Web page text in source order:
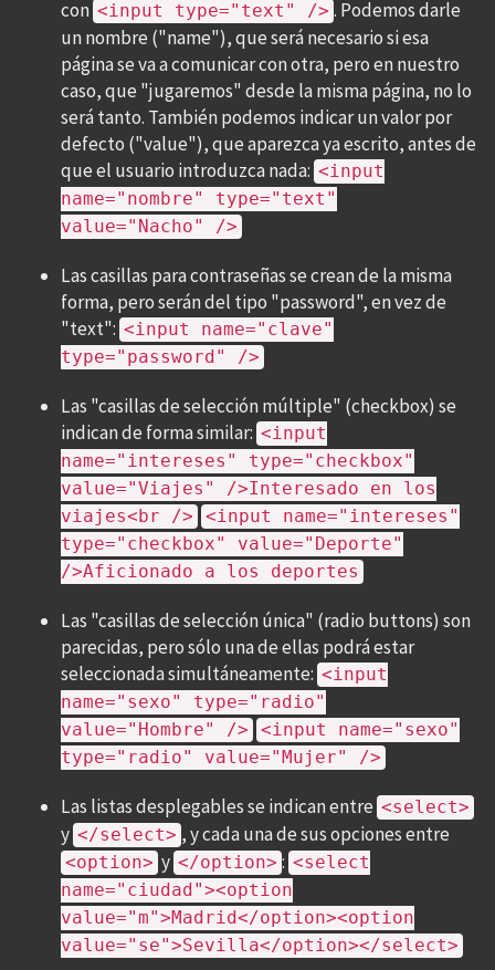
con <input type="text" /> . Podemos darle
un nombre ("name"), que será necesario si esa
página se va a comunicar con otra, pero en nuestro
caso, que "jugaremos" desde la misma página, no lo
será tanto. También podemos indicar un valor por
defecto ("value"), que aparezca ya escrito, antes de
que el usuario introduzca nada: <input
name="nombre" type="text"
value="Nacho" />
Las casillas para contraseñas se crean de la misma
forma, pero serán del tipo "password", en vez de
"text": <input name="clave"
type="password" />
Las "casillas de selección múltiple" (checkbox) se
indican de forma similar: <input
name="intereses" type="checkbox"
value="Viajes" />Interesado en los
viajes<br />
<input name="intereses"
type="checkbox" value="Deporte"
/>Aficionado a los deportes
Las "casillas de selección única" (radio buttons) son
parecidas, pero sólo una de ellas podrá estar
seleccionada simultáneamente: <input
name="sexo" type="radio"
value="Hombre" />
<input name="sexo"
type="radio" value="Mujer" />
Las listas desplegables se indican entre <select>
y </select> , y cada una de sus opciones entre
<option> y </option> : <select
name="ciudad"><option
value="m">Madrid</option><option
value="se">Sevilla</option></select>